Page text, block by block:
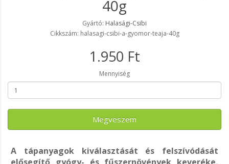
40g
Gyártó: Halasági-Csibi
Cikkszám: halasagi-csibi-a-gyomor-teaja-40g
1.950 Ft
Mennyiség
Megveszem
A tápanyagok kiválasztását és felszívódását